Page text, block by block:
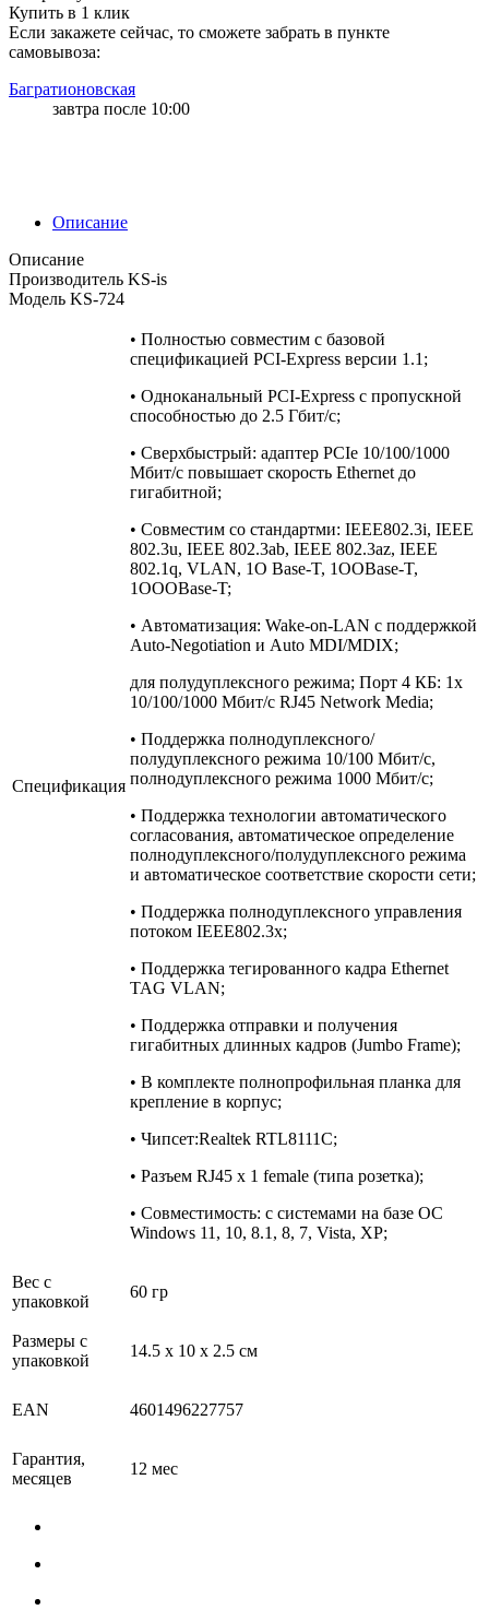
Купить в 1 клик
Если закажете сейчас, то сможете забрать в пункте
самовывоза:
Багратионовская
завтра после 10:00
Описание
Описание
Производитель KS-is
Модель KS-724
Спецификация
• Полностью совместим с базовой
спецификацией PCI-Express версии 1.1;
• Одноканальный PCI-Express с пропускной
способностью до 2.5 Гбит/с;
• Сверхбыстрый: адаптер PCIe 10/100/1000
Мбит/с повышает скорость Ethernet до
гигабитной;
• Совместим со стандартми: IEEE802.3i, IEEE
802.3u, IEEE 802.3ab, IEEE 802.3az, IEEE
802.1q, VLAN, 1O Base-T, 1OOBase-T,
1OOOBase-T;
• Автоматизация: Wake-on-LAN с поддержкой
Auto-Negotiation и Auto MDI/MDIX;
для полудуплексного режима; Порт 4 КБ: 1x
10/100/1000 Мбит/с RJ45 Network Media;
• Поддержка полнодуплексного/
полудуплексного режима 10/100 Мбит/с,
полнодуплексного режима 1000 Мбит/с;
• Поддержка технологии автоматического
согласования, автоматическое определение
полнодуплексного/полудуплексного режима
и автоматическое соответствие скорости сети;
• Поддержка полнодуплексного управления
потоком IEEE802.3x;
• Поддержка тегированного кадра Ethernet
TAG VLAN;
• Поддержка отправки и получения
гигабитных длинных кадров (Jumbo Frame);
• В комплекте полнопрофильная планка для
крепление в корпус;
• Чипсет:Realtek RTL8111C;
• Разъем RJ45 x 1 female (типа розетка);
• Совместимость: с системами на базе ОС
Windows 11, 10, 8.1, 8, 7, Vista, XP;
Вес с
упаковкой
60 гр
Размеры с
упаковкой
14.5 x 10 x 2.5 см
EAN 4601496227757
Гарантия,
месяцев
12 мес